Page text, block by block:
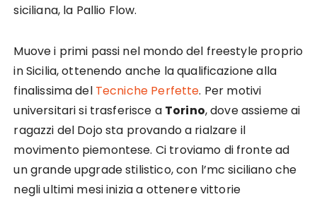
siciliana, la Pallio Flow.
Muove i primi passi nel mondo del freestyle proprio
in Sicilia, ottenendo anche la qualificazione alla
finalissima del Tecniche Perfette. Per motivi
universitari si trasferisce a Torino, dove assieme ai
ragazzi del Dojo sta provando a rialzare il
movimento piemontese. Ci troviamo di fronte ad
un grande upgrade stilistico, con l’mc siciliano che
negli ultimi mesi inizia a ottenere vittorie